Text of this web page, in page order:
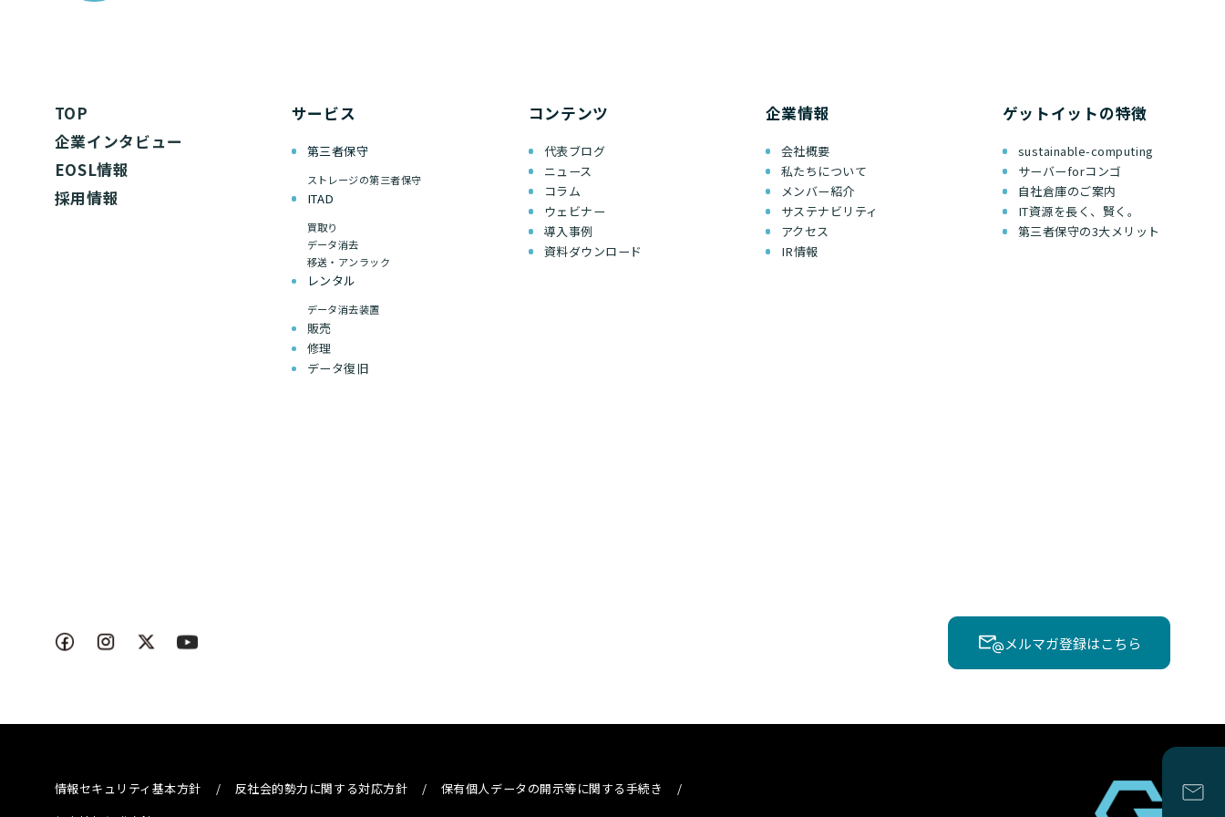
TOP
企業インタビュー
EOSL情報
採用情報
サービス
第三者保守
ストレージの第三者保守
ITAD
買取り
データ消去
移送・アンラック
レンタル
データ消去装置
販売
修理
データ復旧
コンテンツ
代表ブログ
ニュース
コラム
ウェビナー
導入事例
資料ダウンロード
企業情報
会社概要
私たちについて
メンバー紹介
サステナビリティ
アクセス
IR情報
ゲットイットの特徴
sustainable-computing
サーバーforコンゴ
自社倉庫のご案内
IT資源を長く、賢く。
第三者保守の3大メリット
メルマガ登録はこちら
情報セキュリティ基本方針 / 反社会的勢力に関する対応方針 / 保有個人データの開示等に関する手続き
/